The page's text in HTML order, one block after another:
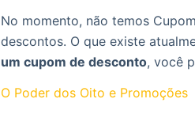
No momento, não temos
descontos. O que existe
um cupom de desconto, você
O Poder dos Oito e Promoções